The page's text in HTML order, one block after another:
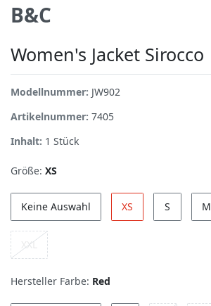
B&C
Women's Jacket Sirocco
Modellnummer: JW902
Artikelnummer: 7405
Inhalt: 1 Stück
Größe: XS
Keine Auswahl XS S M
XXL
Hersteller Farbe: Red